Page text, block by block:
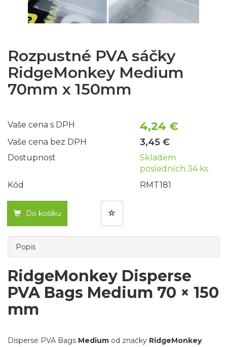
Rozpustné PVA sáčky
RidgeMonkey Medium
70mm x 150mm
Vaše cena s DPH 4,24 €
Vaše cena bez DPH 3,45 €
Dostupnost
Skladem
posledních 34 ks
Kód
RMT181
Do košíku
Popis
RidgeMonkey Disperse
PVA Bags Medium 70 × 150
mm
Disperse PVA Bags Medium od značky RidgeMonkey